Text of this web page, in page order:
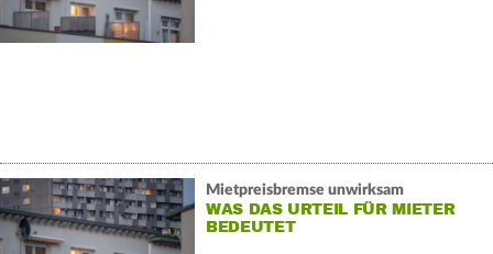
Mietpreisbremse unwirksam
WAS DAS URTEIL FÜR MIETER
BEDEUTET